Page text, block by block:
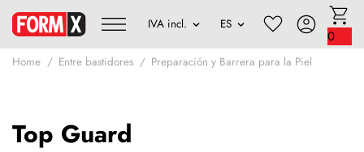
0
Home Entre bastidores Preparación y Barrera para la Piel
Top Guard